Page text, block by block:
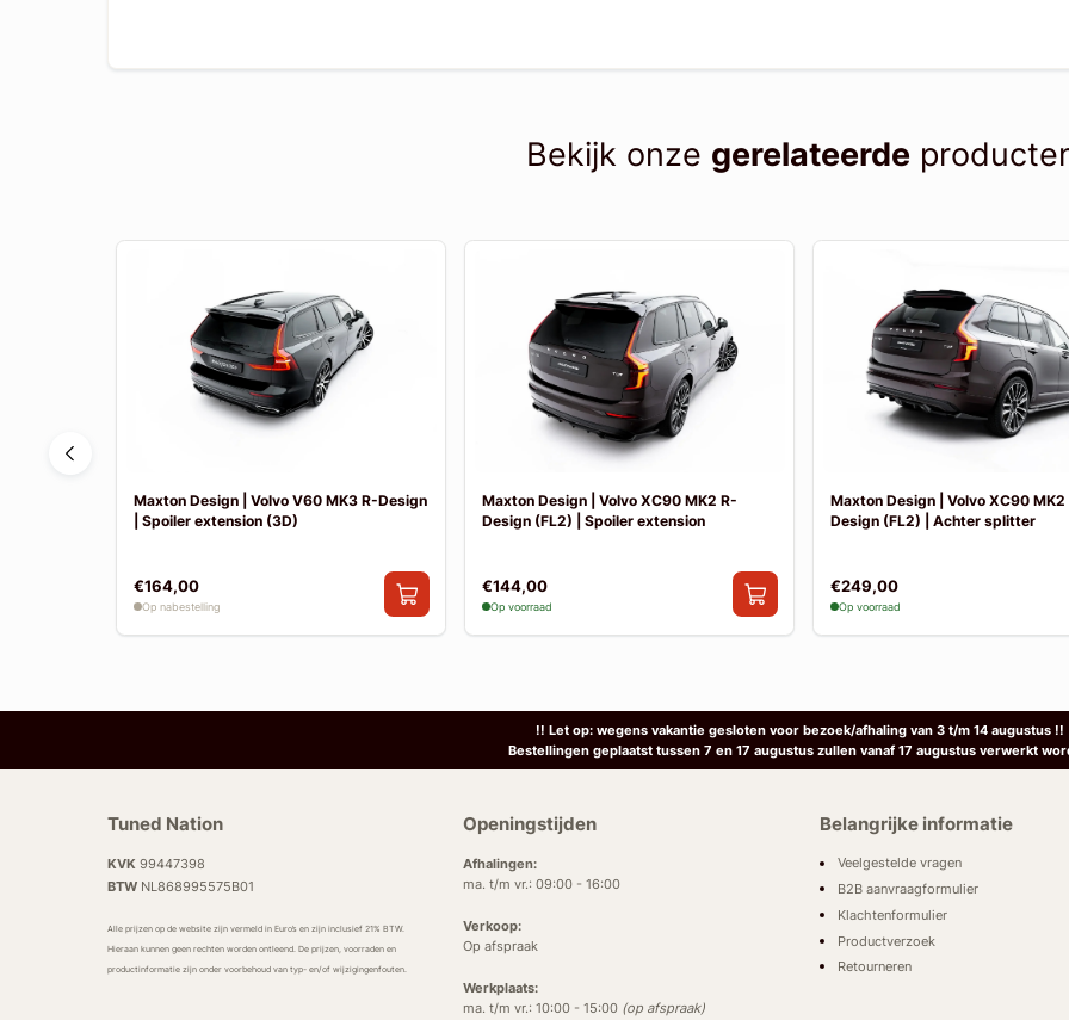
Bekijk onze gerelateerde
Maxton Design | Volvo V60 MK3 R-Design
| Spoiler extension (3D)
€164,00
Op nabestelling
Maxton Design | Volvo XC90 MK2 R-
Design (FL2) | Spoiler extension
€144,00
Op voorraad
Maxton Design | Volvo XC90 MK2
Design (FL2) | Achter splitter
€249,00
Op voorraad
!! Let op: wegens vakantie gesloten voor bezoek/afhaling van 3 t/m 14 augustus !!
Bestellingen geplaatst tussen 7 en 17 augustus zullen vanaf 17 augustus verwerkt
Tuned Nation
KVK 99447398
BTWNL868995575B01
Alle prijzen op de website zijn vermeld in Euro’s en zijn inclusief 21% BTW.
Hieraan kunnen geen rechten worden ontleend. De prijzen, voorraden en
productinformatie zijn onder voorbehoud van typ- en/of wijzigingenfouten.
Openingstijden
Afhalingen:
ma. t/m vr.: 09:00 - 16:00
Verkoop:
Op afspraak
Werkplaats:
ma. t/m vr.: 10:00 - 15:00 (op afspraak)
Belangrijke informatie
Veelgestelde vragen
B2B aanvraagformulier
Klachtenformulier
Productverzoek
Retourneren